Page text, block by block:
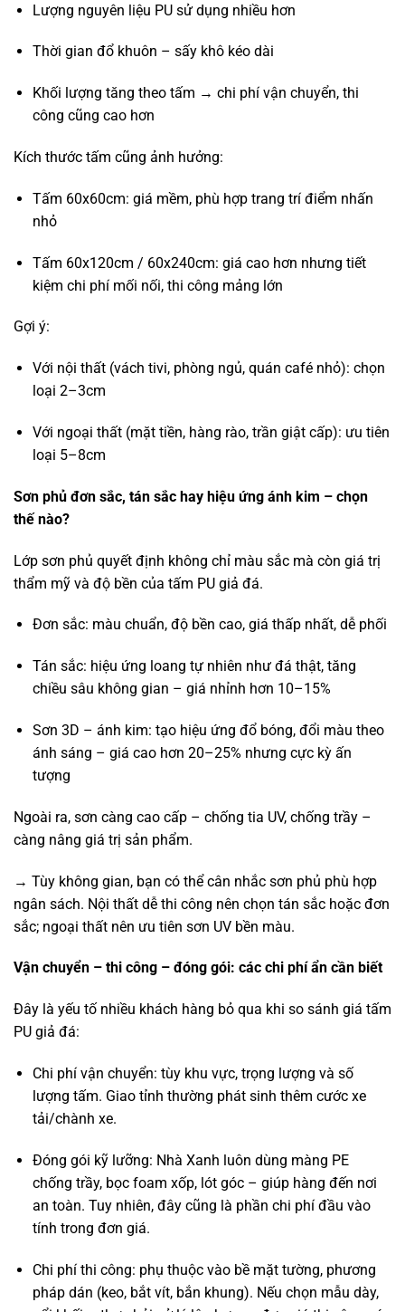
Lượng nguyên liệu PU sử dụng nhiều hơn
Thời gian đổ khuôn – sấy khô kéo dài
Khối lượng tăng theo tấm → chi phí vận chuyển, thi
công cũng cao hơn
Kích thước tấm cũng ảnh hưởng:
Tấm 60x60cm: giá mềm, phù hợp trang trí điểm nhấn
nhỏ
Tấm 60x120cm / 60x240cm: giá cao hơn nhưng tiết
kiệm chi phí mối nối, thi công mảng lớn
Gợi ý:
Với nội thất (vách tivi, phòng ngủ, quán café nhỏ): chọn
loại 2–3cm
Với ngoại thất (mặt tiền, hàng rào, trần giật cấp): ưu tiên
loại 5–8cm
Sơn phủ đơn sắc, tán sắc hay hiệu ứng ánh kim – chọn
thế nào?
Lớp sơn phủ quyết định không chỉ màu sắc mà còn giá trị
thẩm mỹ và độ bền của tấm PU giả đá.
Đơn sắc: màu chuẩn, độ bền cao, giá thấp nhất, dễ phối
Tán sắc: hiệu ứng loang tự nhiên như đá thật, tăng
chiều sâu không gian – giá nhỉnh hơn 10–15%
Sơn 3D – ánh kim: tạo hiệu ứng đổ bóng, đổi màu theo
ánh sáng – giá cao hơn 20–25% nhưng cực kỳ ấn
tượng
Ngoài ra, sơn càng cao cấp – chống tia UV, chống trầy –
càng nâng giá trị sản phẩm.
→ Tùy không gian, bạn có thể cân nhắc sơn phủ phù hợp
ngân sách. Nội thất dễ thi công nên chọn tán sắc hoặc đơn
sắc; ngoại thất nên ưu tiên sơn UV bền màu.
Vận chuyển – thi công – đóng gói: các chi phí ẩn cần biết
Đây là yếu tố nhiều khách hàng bỏ qua khi so sánh giá tấm
PU giả đá:
Chi phí vận chuyển: tùy khu vực, trọng lượng và số
lượng tấm. Giao tỉnh thường phát sinh thêm cước xe
tải/chành xe.
Đóng gói kỹ lưỡng: Nhà Xanh luôn dùng màng PE
chống trầy, bọc foam xốp, lót góc – giúp hàng đến nơi
an toàn. Tuy nhiên, đây cũng là phần chi phí đầu vào
tính trong đơn giá.
Chi phí thi công: phụ thuộc vào bề mặt tường, phương
pháp dán (keo, bắt vít, bắn khung). Nếu chọn mẫu dày,